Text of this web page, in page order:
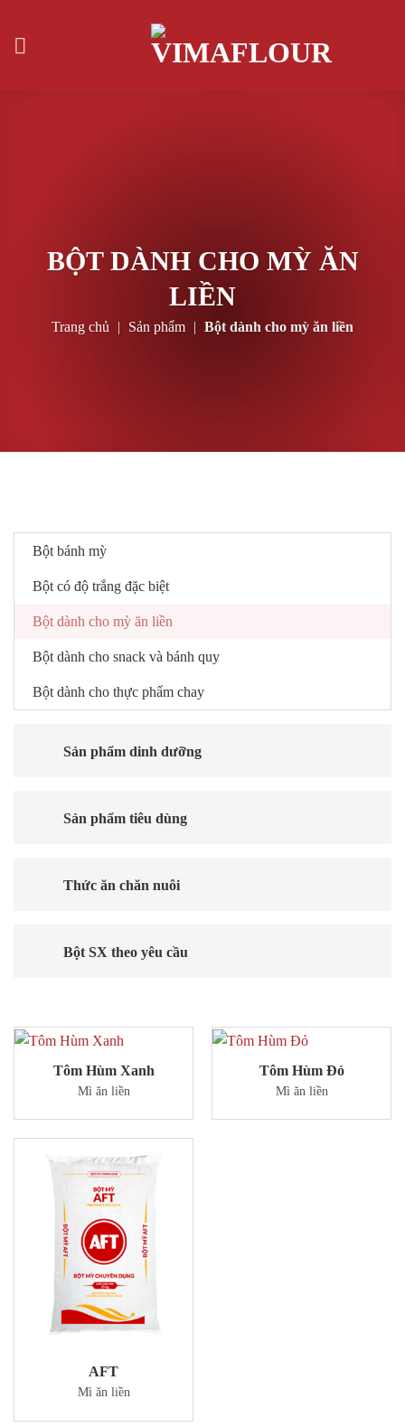
content
BỘT DÀNH CHO MỲ ĂN
LIỀN
Trang chủ | Sản phẩm | Bột dành cho mỳ ăn liền
Bột bánh mỳ
Bột có độ trắng đặc biệt
Bột dành cho mỳ ăn liền
Bột dành cho snack và bánh quy
Bột dành cho thực phẩm chay
Sản phẩm dinh dưỡng
Sản phẩm tiêu dùng
Thức ăn chăn nuôi
Bột SX theo yêu cầu
Tôm Hùm Xanh
Mì ăn liền
Tôm Hùm Đỏ
Mì ăn liền
AFT
Mì ăn liền